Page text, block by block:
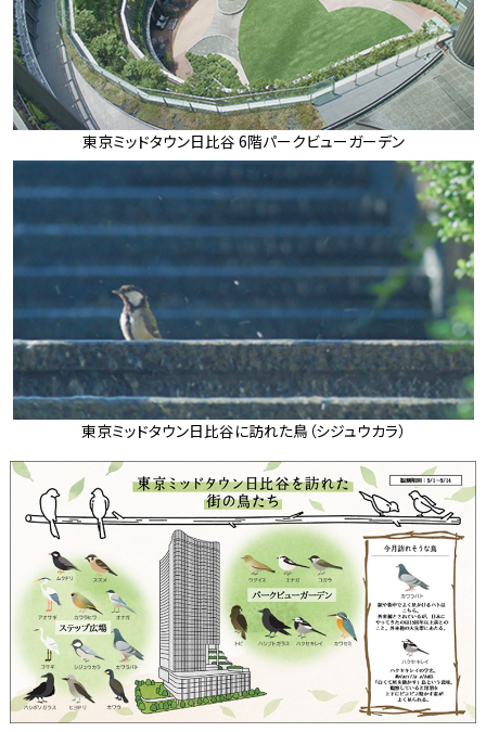
東京ミッドタウン日比谷 6階パークビューガーデン
東京ミッドタウン日比谷に訪れた鳥（シジュウカラ）